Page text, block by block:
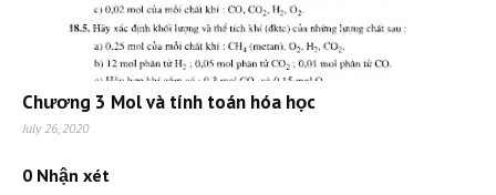
Chương 3 Mol và tính toán hóa học
July 26, 2020
0 Nhận xét